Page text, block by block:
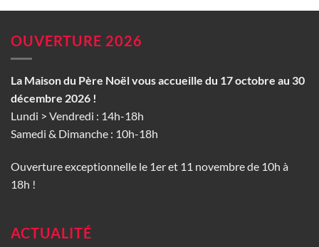
OUVERTURE 2026
La Maison du Père Noël vous accueille du 17 octobre au 30
décembre 2026 !
Lundi > Vendredi : 14h-18h
Samedi & Dimanche : 10h-18h
Ouverture exceptionnelle le 1er et 11 novembre de 10h à
18h !
ACTUALITÉ